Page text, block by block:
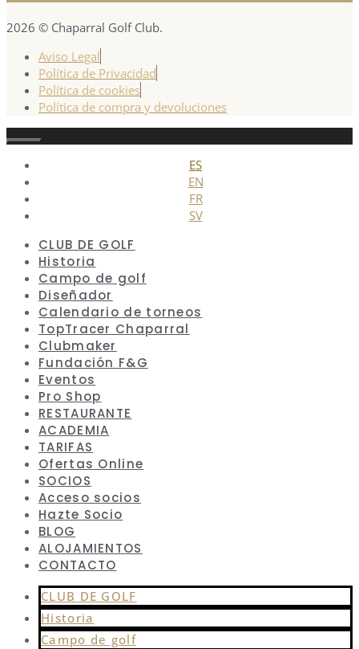
2026 © Chaparral Golf Club.
Aviso Legal
Política de Privacidad
Política de cookies
Política de compra y devoluciones
Cerrar
ES
EN
FR
SV
CLUB DE GOLF
Historia
Campo de golf
Diseñador
Calendario de torneos
TopTracer Chaparral
Clubmaker
Fundación F&G
Eventos
Pro Shop
RESTAURANTE
ACADEMIA
TARIFAS
Ofertas Online
SOCIOS
Acceso socios
Hazte Socio
BLOG
ALOJAMIENTOS
CONTACTO
CLUB DE GOLF
Historia
Campo de golf